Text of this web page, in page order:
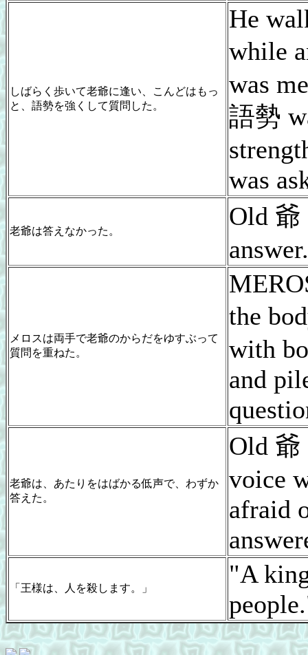
しばらく歩いて老爺に逢い、こんどはもっ
と、語勢を強くして質問した。
He
while
was
語勢
was
老爺は答えなかった。
Old 爺
answer.
メロスは両手で老爺のからだをゆすぶって
質問を重ねた。
the
with
and
老爺は、あたりをはばかる低声で、わずか
答えた。
Old 爺
voice
afraid
「王様は、人を殺します。」
"A